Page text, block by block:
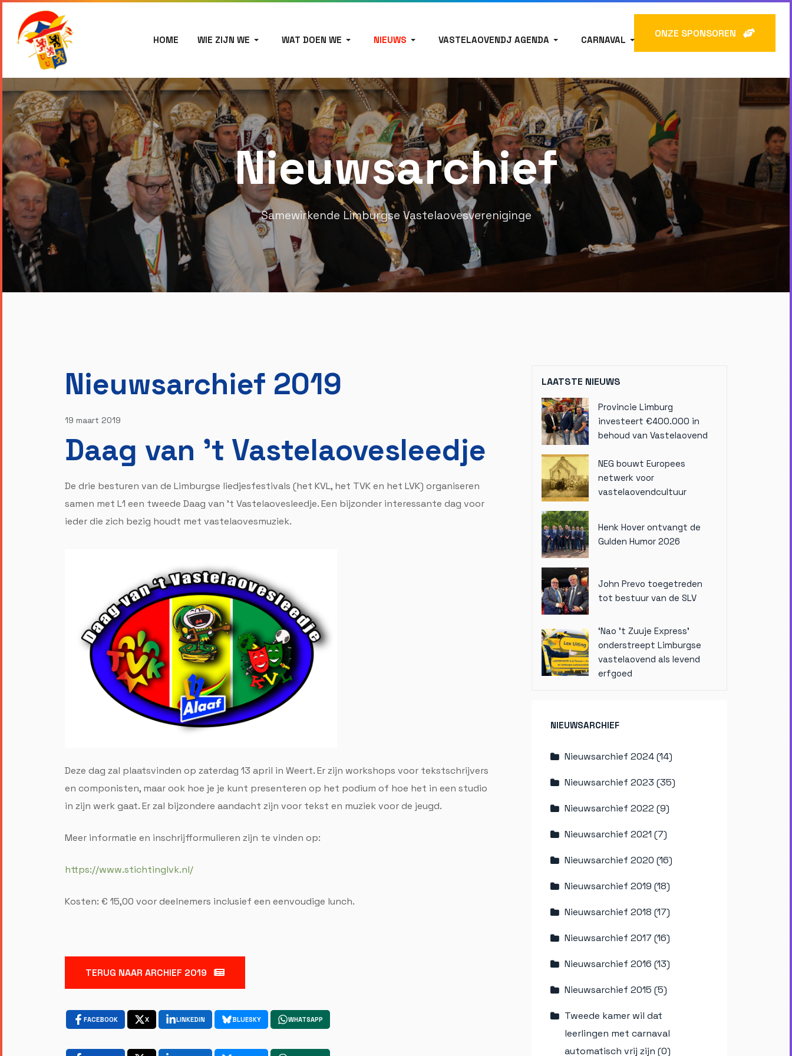
HOME WIE ZIJN WE WAT DOEN WE NIEUWS VASTELAOVENDJ AGENDA CARNAVAL
ONZE SPONSOREN
Nieuwsarchief
Samewirkende Limburgse Vastelaovesvereniginge
Nieuwsarchief 2019
19 maart 2019
Daag van 't Vastelaovesleedje
De drie besturen van de Limburgse liedjesfestivals (het KVL, het TVK en het LVK) organiseren
samen met L1 een tweede Daag van 't Vastelaovesleedje. Een bijzonder interessante dag voor
ieder die zich bezig houdt met vastelaovesmuziek.
Deze dag zal plaatsvinden op zaterdag 13 april in Weert. Er zijn workshops voor tekstschrijvers
en componisten, maar ook hoe je je kunt presenteren op het podium of hoe het in een studio
in zijn werk gaat. Er zal bijzondere aandacht zijn voor tekst en muziek voor de jeugd.
Meer informatie en inschrijfformulieren zijn te vinden op:
https://www.stichtinglvk.nl/
Kosten: € 15,00 voor deelnemers inclusief een eenvoudige lunch.
TERUG NAAR ARCHIEF 2019
FACEBOOK X LINKEDIN BLUESKY WHATSAPP
LAATSTE NIEUWS
Provincie Limburg
investeert €400.000 in
behoud van Vastelaovend
NEG bouwt Europees
netwerk voor
vastelaovendcultuur
Henk Hover ontvangt de
Gulden Humor 2026
John Prevo toegetreden
tot bestuur van de SLV
‘Nao ’t Zuuje Express’
onderstreept Limburgse
vastelaovend als levend
erfgoed
NIEUWSARCHIEF
Nieuwsarchief 2024 (14)
Nieuwsarchief 2023 (35)
Nieuwsarchief 2022 (9)
Nieuwsarchief 2021 (7)
Nieuwsarchief 2020 (16)
Nieuwsarchief 2019 (18)
Nieuwsarchief 2018 (17)
Nieuwsarchief 2017 (16)
Nieuwsarchief 2016 (13)
Nieuwsarchief 2015 (5)
Tweede kamer wil dat
leerlingen met carnaval
automatisch vrij zijn (0)